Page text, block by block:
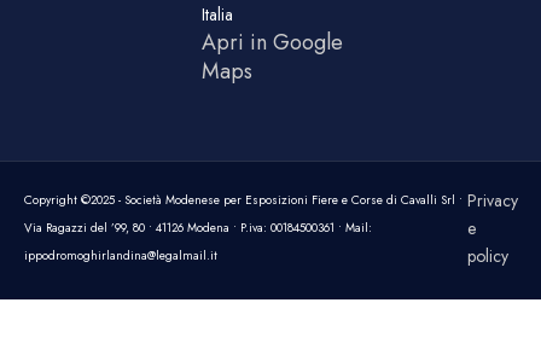
Italia
Apri in Google
Maps
Copyright ©2025 - Società Modenese per Esposizioni Fiere e Corse di Cavalli Srl •
Via Ragazzi del ’99, 80 • 41126 Modena • P.iva: 00184500361 • Mail:
ippodromoghirlandina@legalmail.it
Privacy
e
policy